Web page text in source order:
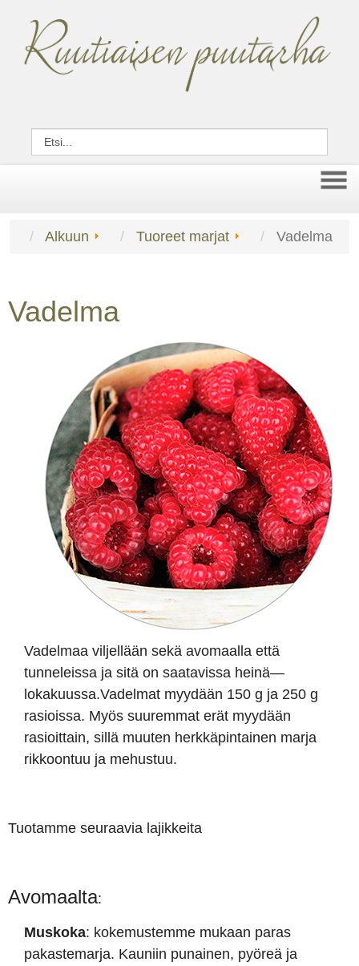
Alkuun Tuoreet marjat Vadelma
Vadelma
Vadelmaa viljellään sekä avomaalla että
tunneleissa ja sitä on saatavissa heinä—
lokakuussa.Vadelmat myydään 150 g ja 250 g
rasioissa. Myös suuremmat erät myydään
rasioittain, sillä muuten herkkäpintainen marja
rikkoontuu ja mehustuu.
Tuotamme seuraavia lajikkeita
Avomaalta:
Muskoka: kokemustemme mukaan paras
pakastemarja. Kauniin punainen, pyöreä ja